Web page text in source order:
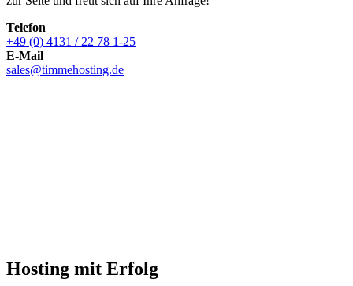
Telefon
+49 (0) 4131 / 22 78 1-25
E-Mail
sales@timmehosting.de
Hosting mit Erfolg